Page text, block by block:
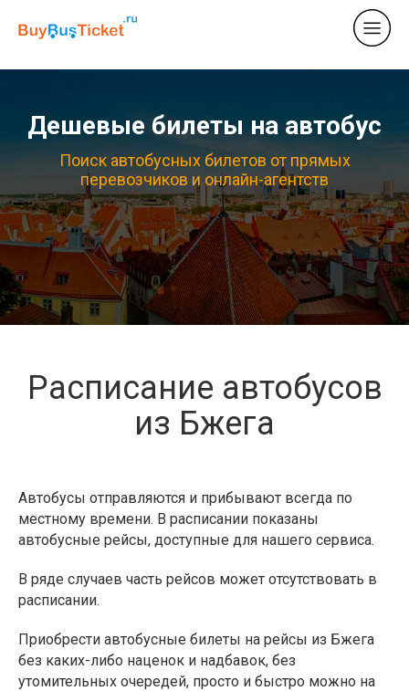
Дешевые билеты на автобус
Поиск автобусных билетов от прямых
перевозчиков и онлайн-агентств
Расписание автобусов
из Бжега
Автобусы отправляются и прибывают всегда по
местному времени. В расписании показаны
автобусные рейсы, доступные для нашего сервиса.
В ряде случаев часть рейсов может отсутствовать в
расписании.
Приобрести автобусные билеты на рейсы из Бжега
без каких-либо наценок и надбавок, без
утомительных очередей, просто и быстро можно на